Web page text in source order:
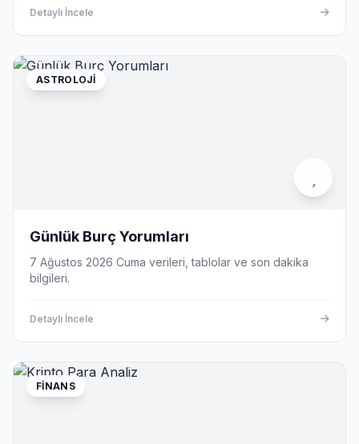
Detaylı İncele
ASTROLOJI
Günlük Burç Yorumları
7 Ağustos 2026 Cuma verileri, tablolar ve son dakika
bilgileri.
Detaylı İncele
FINANS